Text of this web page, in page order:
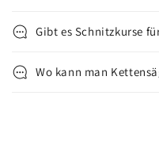
Gibt es Schnitzkurse
Wo kann man